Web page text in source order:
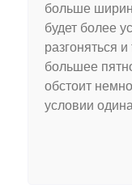
больше
будет более
разгоняться
большее
обстоит
условии